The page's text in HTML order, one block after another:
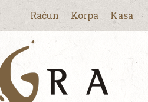
Račun Korpa Kasa